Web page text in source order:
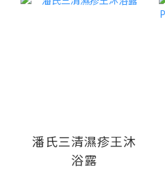
潘氏三清濕疹王沐
浴露